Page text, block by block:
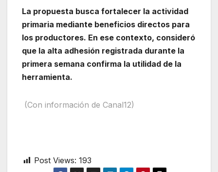
La propuesta busca fortalecer la actividad
primaria mediante beneficios directos para
los productores. En ese contexto, consideró
que la alta adhesión registrada durante la
primera semana confirma la utilidad de la
herramienta.
(Con información de Canal12)
Post Views: 193